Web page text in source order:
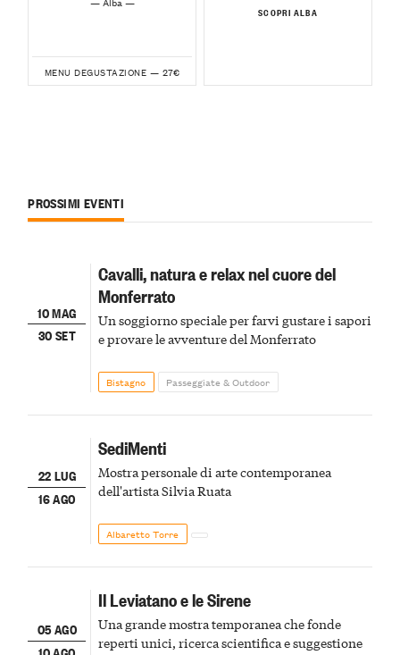
MENU DEGUSTAZIONE — 27€
SCOPRI ALBA
PROSSIMI EVENTI
10 MAG
30 SET
Cavalli, natura e relax nel cuore del
Monferrato
Un soggiorno speciale per farvi gustare i sapori
e provare le avventure del Monferrato
Bistagno Passeggiate & Outdoor
22 LUG
16 AGO
SediMenti
Mostra personale di arte contemporanea
dell'artista Silvia Ruata
Albaretto Torre
05 AGO
Il Leviatano e le Sirene
Una grande mostra temporanea che fonde
reperti unici, ricerca scientifica e suggestione